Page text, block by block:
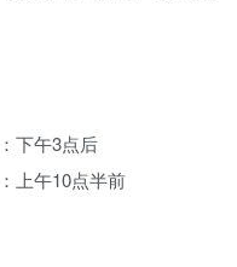
下午3点后
上午10点半前